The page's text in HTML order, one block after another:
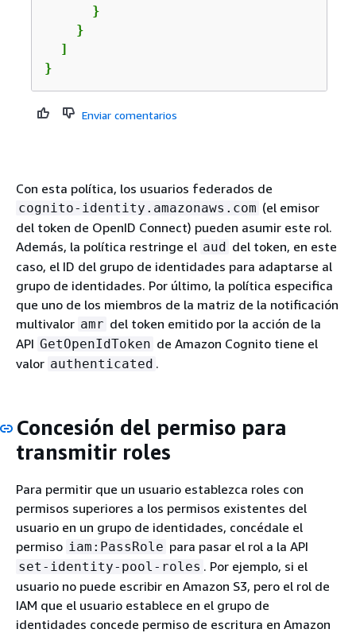
      }
    }
  ]
}
Enviar comentarios
Con esta política, los usuarios federados de
cognito-identity.amazonaws.com (el emisor
del token de OpenID Connect) pueden asumir este rol.
Además, la política restringe el aud del token, en este
caso, el ID del grupo de identidades para adaptarse al
grupo de identidades. Por último, la política especifica
que uno de los miembros de la matriz de la notificación
multivalor amr del token emitido por la acción de la
API GetOpenIdToken de Amazon Cognito tiene el
valor authenticated .
Concesión del permiso para
transmitir roles
Para permitir que un usuario establezca roles con
permisos superiores a los permisos existentes del
usuario en un grupo de identidades, concédale el
permiso iam:PassRole para pasar el rol a la API
set-identity-pool-roles . Por ejemplo, si el
usuario no puede escribir en Amazon S3, pero el rol de
IAM que el usuario establece en el grupo de
identidades concede permiso de escritura en Amazon